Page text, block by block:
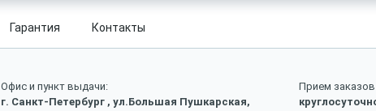
Гарантия Контакты
Офис и пункт выдачи:
г. Санкт-Петербург , ул.Большая Пушкарская,
Прием заказов